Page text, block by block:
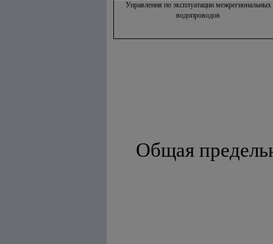
Управления по эксплуатации межрегиональных
водопроводов
Общая